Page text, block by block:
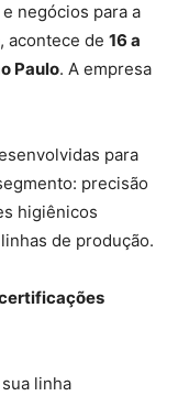
negócios para a
acontece de 16 a
Paulo. A empresa
para
precisão
higiênicos
de produção.
linha